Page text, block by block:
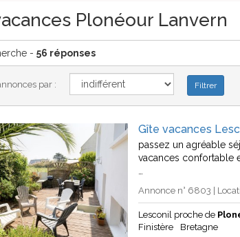
Plonéour Lanvern
- 56 réponses
par :
Gîte vacances
passez un agréable
vacances confortable
Annonce n° 6803 |
Lesconil proche de
Finistère
Bretagne